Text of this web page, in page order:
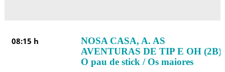
08:15 h
NOSA CASA, A. AS
AVENTURAS DE TIP E OH (2B):
O pau de stick / Os maiores